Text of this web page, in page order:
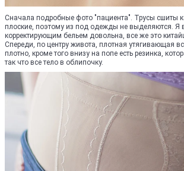
Сначала подробные фото "пациента". Трусы сшиты
плоские, поэтому из под одежды не выделяются. Я
корректирующим бельем довольна, все же это
Спереди, по центру живота, плотная утягивающая
плотно, кроме того внизу на попе есть резинка,
так что все тело в облипочку.